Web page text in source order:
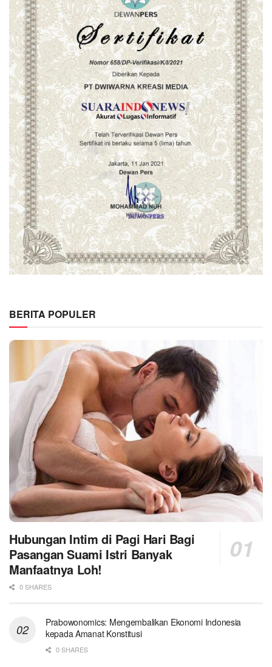
BERITA POPULER
Hubungan Intim di Pagi Hari Bagi
Pasangan Suami Istri Banyak
Manfaatnya Loh!
0 SHARES
Prabowonomics: Mengembalikan Ekonomi Indonesia
kepada Amanat Konstitusi
0 SHARES